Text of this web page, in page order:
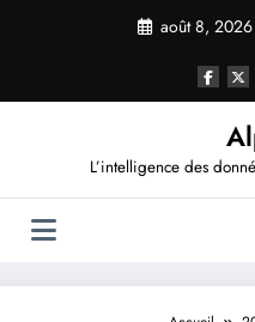
août 8, 2026
L’intelligence des